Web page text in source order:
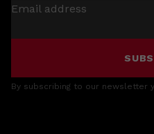
Email address
By subscribing to our newsletter